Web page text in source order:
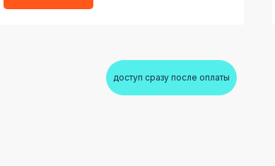
доступ сразу после оплаты